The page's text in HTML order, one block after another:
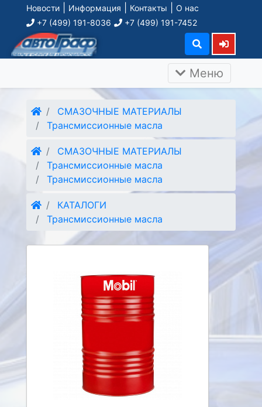
Новости Информация Контакты
О нас
+7 (499) 191-8036
+7 (499) 191-7452
Меню
СМАЗОЧНЫЕ МАТЕРИАЛЫ
Трансмиссионные масла
СМАЗОЧНЫЕ МАТЕРИАЛЫ
Трансмиссионные масла
Трансмиссионные масла
КАТАЛОГИ
Трансмиссионные масла